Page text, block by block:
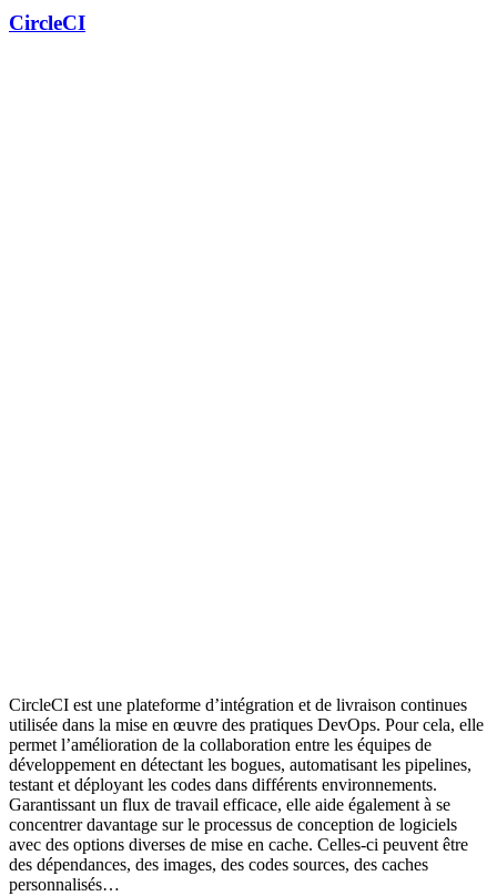
CircleCI
CircleCI est une plateforme d’intégration et de livraison continues
utilisée dans la mise en œuvre des pratiques DevOps. Pour cela, elle
permet l’amélioration de la collaboration entre les équipes de
développement en détectant les bogues, automatisant les pipelines,
testant et déployant les codes dans différents environnements.
Garantissant un flux de travail efficace, elle aide également à se
concentrer davantage sur le processus de conception de logiciels
avec des options diverses de mise en cache. Celles-ci peuvent être
des dépendances, des images, des codes sources, des caches
personnalisés…